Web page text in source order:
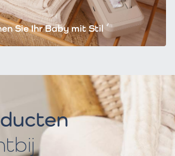
Sie Ihr Baby mit Stil